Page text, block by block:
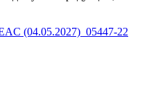
(04.05.2027)_05447-22